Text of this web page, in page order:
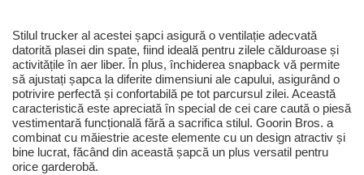
Stilul trucker al acestei șapci asigură o ventilație adecvată
datorită plasei din spate, fiind ideală pentru zilele călduroase și
activitățile în aer liber. În plus, închiderea snapback vă permite
să ajustați șapca la diferite dimensiuni ale capului, asigurând o
potrivire perfectă și confortabilă pe tot parcursul zilei. Această
caracteristică este apreciată în special de cei care caută o piesă
vestimentară funcțională fără a sacrifica stilul. Goorin Bros. a
combinat cu măiestrie aceste elemente cu un design atractiv și
bine lucrat, făcând din această șapcă un plus versatil pentru
orice garderobă.